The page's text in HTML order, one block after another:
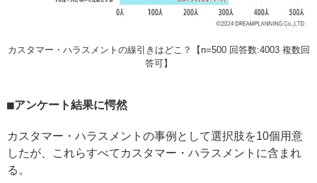
カスタマー・ハラスメントの線引きはどこ？【n=500 回答数:4003 複数回
答可】
アンケート結果に愕然
カスタマー・ハラスメントの事例として選択肢を10個用意
したが、これらすべてカスタマー・ハラスメントに含まれ
る。